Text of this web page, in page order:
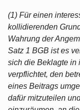
(1) Für einen
kollidierenden
Wahrung der
Satz 1 BGB ist es
sich die Beklagte in
verpflichtet, den
eines Beitrags
dafür mitzuteilen